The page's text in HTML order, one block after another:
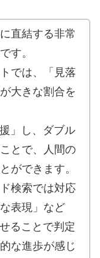
直結する非常
す。
では、「見落
大きな割合を
」し、ダブル
とで、人間の
ができます。
検索では対応
表現」など
ることで判定
な進歩が感じ